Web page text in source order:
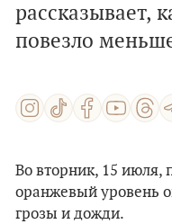
рассказывает,
повезло
Во вторник, 15 июля,
оранжевый уровень
грозы и дожди.